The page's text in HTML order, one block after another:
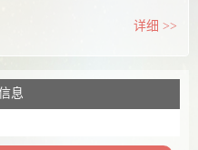
详细 >>
息